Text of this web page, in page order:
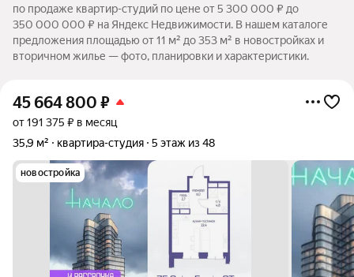
по продаже квартир-студий по цене от 5 300 000 ₽ до
350 000 000 ₽ на Яндекс Недвижимости. В нашем каталоге
предложения площадью от 11 м² до 353 м² в новостройках и
вторичном жилье — фото, планировки и характеристики.
45 664 800 ₽
от 191 375 ₽ в месяц
35,9 м²
квартира-студия 5 этаж из 48
новостройка